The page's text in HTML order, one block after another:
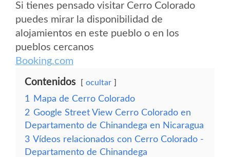
Si tienes pensado visitar Cerro Colorado
puedes mirar la disponibilidad de
alojamientos en este pueblo o en los
pueblos cercanos
Booking.com
Contenidos ocultar
1
Mapa de Cerro Colorado
2 Google Street View Cerro Colorado en
Departamento de Chinandega en Nicaragua
3 Vídeos relacionados con Cerro Colorado -
Departamento de Chinandega